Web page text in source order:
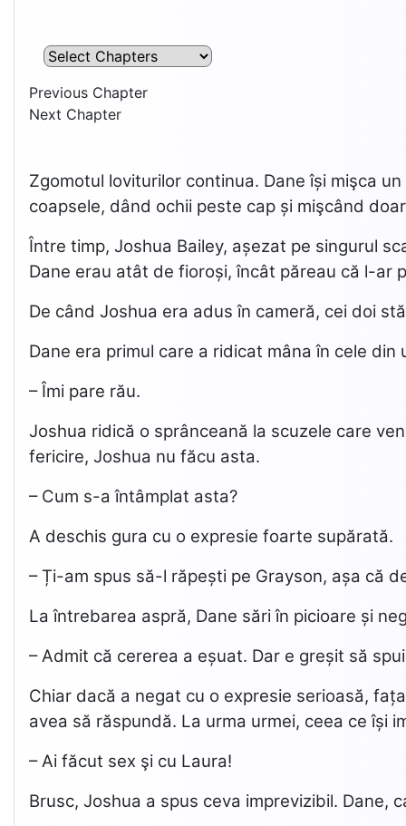
Previous Chapter
Next Chapter
Zgomotul loviturilor continua. Dane își mişca
coapsele, dând ochii peste cap și mişcând
Între timp, Joshua Bailey, așezat pe singurul
Dane erau atât de fioroși, încât păreau că l-ar
De când Joshua era adus în cameră, cei doi
Dane era primul care a ridicat mâna în cele din
– Îmi pare rău.
Joshua ridică o sprânceană la scuzele care
fericire, Joshua nu făcu asta.
– Cum s-a întâmplat asta?
A deschis gura cu o expresie foarte supărată.
– Ți-am spus să-l răpești pe Grayson, așa că
La întrebarea aspră, Dane sări în picioare și
– Admit că cererea a eșuat. Dar e greșit să
Chiar dacă a negat cu o expresie serioasă,
avea să răspundă. La urma urmei, ceea ce își
– Ai făcut sex şi cu Laura!
Brusc, Joshua a spus ceva imprevizibil.